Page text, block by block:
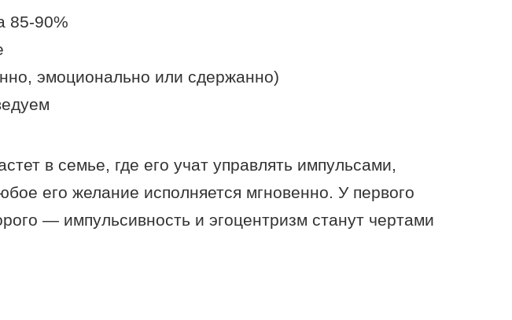
85-90%
эмоционально или сдержанно)
в семье, где его учат управлять импульсами,
его желание исполняется мгновенно. У первого
— импульсивность и эгоцентризм станут чертами